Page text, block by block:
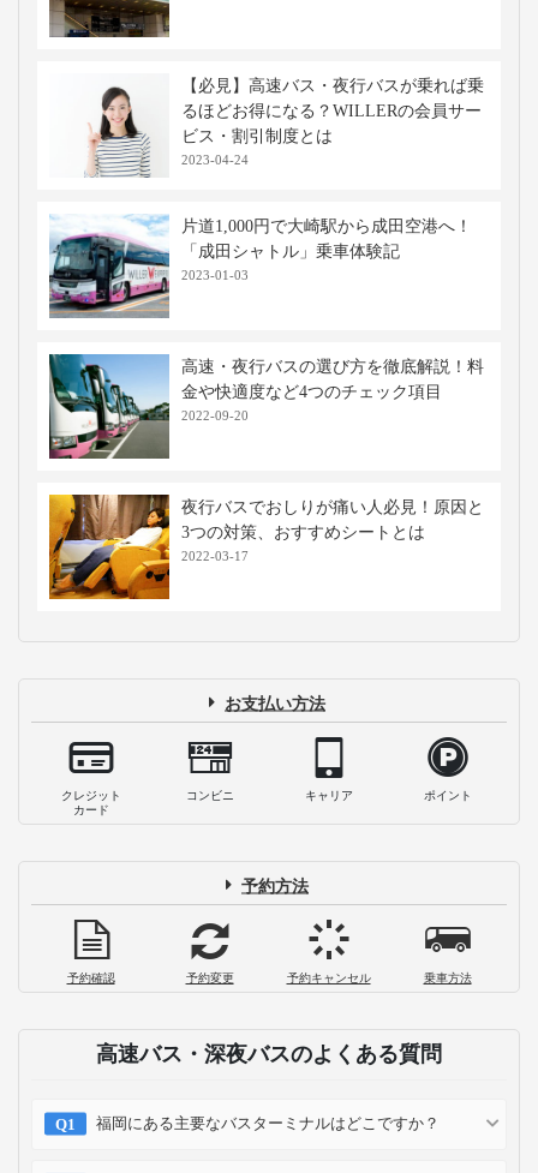
【必見】高速バス・夜行バスが乗れば乗
るほどお得になる？WILLERの会員サー
ビス・割引制度とは
2023-04-24
片道1,000円で大崎駅から成田空港へ！
「成田シャトル」乗車体験記
2023-01-03
高速・夜行バスの選び方を徹底解説！料
金や快適度など4つのチェック項目
2022-09-20
夜行バスでおしりが痛い人必見！原因と
3つの対策、おすすめシートとは
2022-03-17
お支払い方法
クレジット
カード
コンビニ キャリア ポイント
予約方法
予約確認 予約変更 予約キャンセル 乗車方法
高速バス・深夜バスのよくある質問
福岡にある主要なバスターミナルはどこですか？